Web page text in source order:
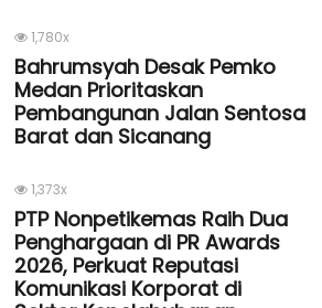
1,780x
Bahrumsyah Desak Pemko
Medan Prioritaskan
Pembangunan Jalan Sentosa
Barat dan Sicanang
1,373x
PTP Nonpetikemas Raih Dua
Penghargaan di PR Awards
2026, Perkuat Reputasi
Komunikasi Korporat di